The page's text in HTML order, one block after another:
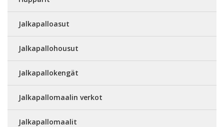
Jalkapalloasut
Jalkapallohousut
Jalkapallokengät
Jalkapallomaalin verkot
Jalkapallomaalit